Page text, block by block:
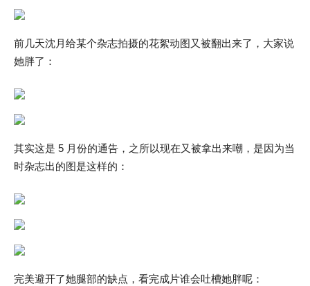
前几天沈月给某个杂志拍摄的花絮动图又被翻出来了，大家说
她胖了：
其实这是 5 月份的通告，之所以现在又被拿出来嘲，是因为当
时杂志出的图是这样的：
完美避开了她腿部的缺点，看完成片谁会吐槽她胖呢：